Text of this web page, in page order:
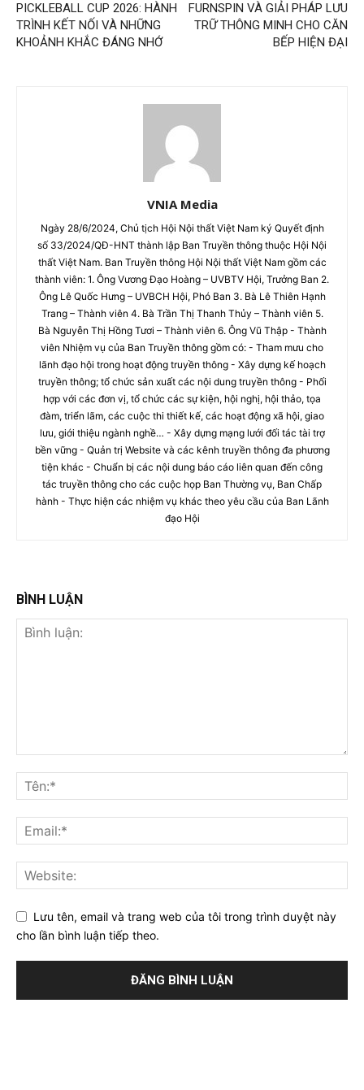
PICKLEBALL CUP 2026: HÀNH
TRÌNH KẾT NỐI VÀ NHỮNG
KHOẢNH KHẮC ĐÁNG NHỚ
FURNSPIN VÀ GIẢI PHÁP LƯU
TRỮ THÔNG MINH CHO CĂN
BẾP HIỆN ĐẠI
VNIA Media
Ngày 28/6/2024, Chủ tịch Hội Nội thất Việt Nam ký Quyết định
số 33/2024/QĐ-HNT thành lập Ban Truyền thông thuộc Hội Nội
thất Việt Nam. Ban Truyền thông Hội Nội thất Việt Nam gồm các
thành viên: 1. Ông Vương Đạo Hoàng – UVBTV Hội, Trưởng Ban 2.
Ông Lê Quốc Hưng – UVBCH Hội, Phó Ban 3. Bà Lê Thiên Hạnh
Trang – Thành viên 4. Bà Trần Thị Thanh Thủy – Thành viên 5.
Bà Nguyễn Thị Hồng Tươi – Thành viên 6. Ông Vũ Thập - Thành
viên Nhiệm vụ của Ban Truyền thông gồm có: - Tham mưu cho
lãnh đạo hội trong hoạt động truyền thông - Xây dựng kế hoạch
truyền thông; tổ chức sản xuất các nội dung truyền thông - Phối
hợp với các đơn vị, tổ chức các sự kiện, hội nghị, hội thảo, tọa
đàm, triển lãm, các cuộc thi thiết kế, các hoạt động xã hội, giao
lưu, giới thiệu ngành nghề… - Xây dựng mạng lưới đối tác tài trợ
bền vững - Quản trị Website và các kênh truyền thông đa phương
tiện khác - Chuẩn bị các nội dung báo cáo liên quan đến công
tác truyền thông cho các cuộc họp Ban Thường vụ, Ban Chấp
hành - Thực hiện các nhiệm vụ khác theo yêu cầu của Ban Lãnh
đạo Hội
BÌNH LUẬN
Lưu tên, email và trang web của tôi trong trình duyệt này
cho lần bình luận tiếp theo.